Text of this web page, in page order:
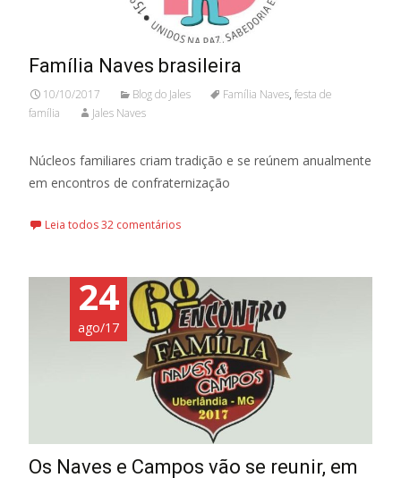
Família Naves brasileira
10/10/2017 Blog do Jales Família Naves, festa de
família
Jales Naves
Núcleos familiares criam tradição e se reúnem anualmente
em encontros de confraternização
Leia todos 32 comentários
24
ago/17
Os Naves e Campos vão se reunir, em